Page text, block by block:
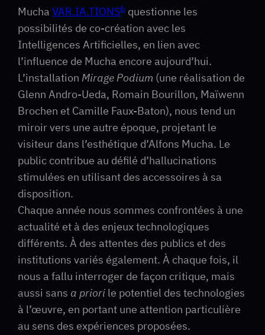
Mucha VAR.IA.TIONS6 questionne les
possibilités de co-création avec les
Intelligences Artificielles, en lien avec
l’influence de Mucha encore aujourd’hui.
L’installation Mirage Podium (une réalisation de
Glenn Andro-Ueda, Romain Bourillon, Maïwenn
Brochen et Camille Faux-Baton), nous tend un
miroir vers une autre époque, projetant le
visiteur dans l’esthétique d’Alfons Mucha. Le
public contribue au défilé d’hallucinations
stimulées en utilisant des accessoires à sa
disposition.
Chaque année nous sommes confrontées à une
actualité et à des enjeux technologiques
différents. À des attentes des publics et des
institutions variés également. À chaque fois, il
nous a fallu interroger de façon critique, mais
aussi sans a priori le potentiel des technologies
à l’œuvre, en portant une attention particulière
au sens des expériences proposées.